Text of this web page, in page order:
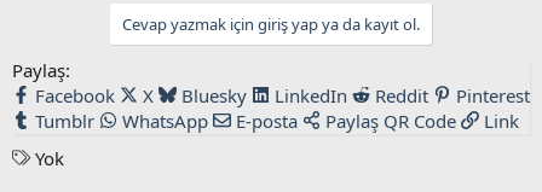
Cevap yazmak için giriş yap ya da kayıt ol.
Paylaş:
Facebook
X Bluesky LinkedIn Reddit
Pinterest
Tumblr
WhatsApp E-posta Paylaş QR Code
Link
E
Yok